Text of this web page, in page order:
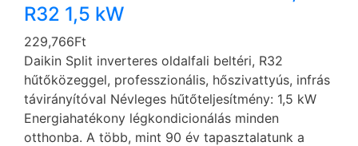
R32 1,5 kW
229,766Ft
Daikin Split inverteres oldalfali beltéri, R32
hűtőközeggel, professzionális, hőszivattyús, infrás
távirányítóval Névleges hűtőteljesítmény: 1,5 kW
Energiahatékony légkondicionálás minden
otthonba. A több, mint 90 év tapasztalatunk a